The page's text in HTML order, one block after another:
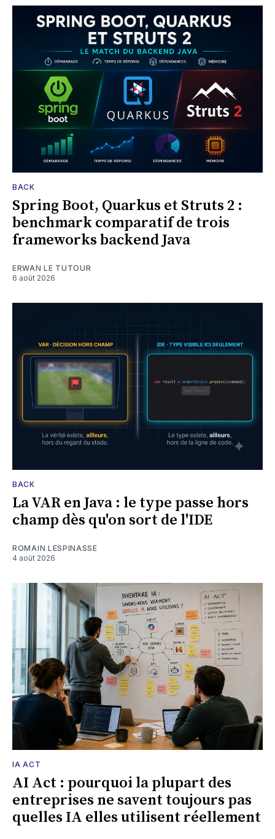
BACK
Spring Boot, Quarkus et Struts 2 :
benchmark comparatif de trois
frameworks backend Java
ERWAN LE TUTOUR
6 août 2026
BACK
La VAR en Java : le type passe hors
champ dès qu'on sort de l'IDE
ROMAIN LESPINASSE
4 août 2026
IA ACT
AI Act : pourquoi la plupart des
entreprises ne savent toujours pas
quelles IA elles utilisent réellement